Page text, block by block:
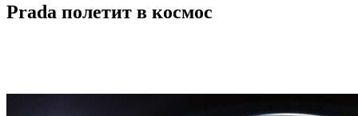
Prada полетит в космос